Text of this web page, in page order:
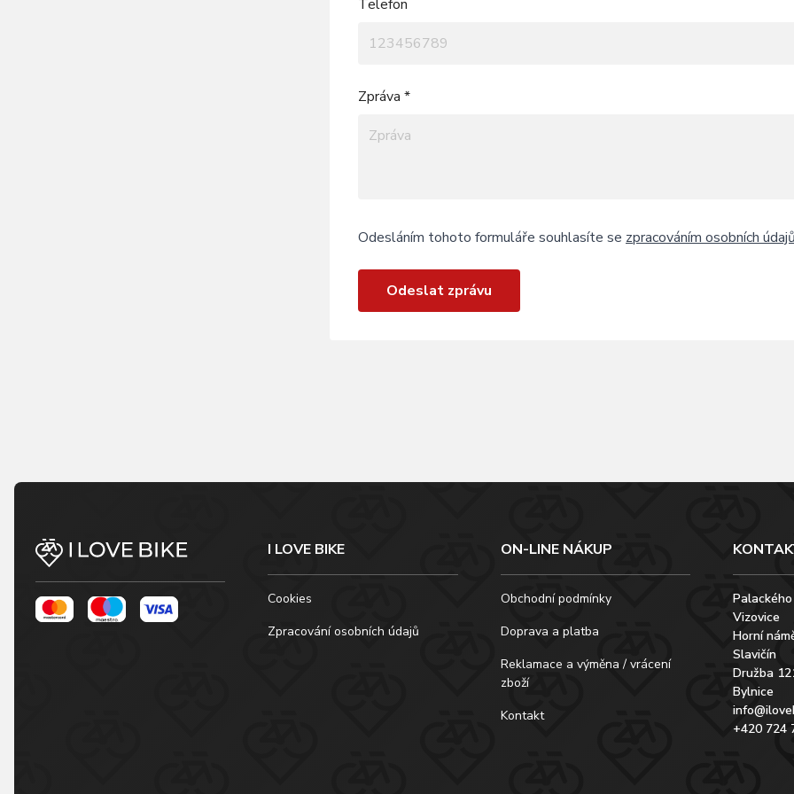
Telefon
Zpráva *
Odesláním tohoto formuláře souhlasíte se zpracováním osobních
Odeslat zprávu
I LOVE BIKE
Cookies
Zpracování osobních údajů
ON-LINE NÁKUP
Obchodní podmínky
Doprava a platba
Reklamace a výměna / vrácení
zboží
Kontakt
Vizovice
Horní
Slavičín
Družba
Bylnice
+420 724